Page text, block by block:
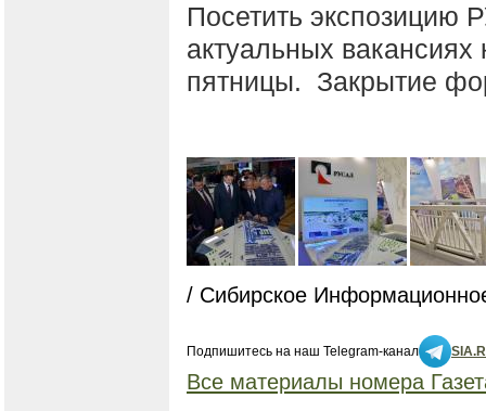
Посетить экспозицию
актуальных
пятницы. Закрытие
/ Сибирское
Подпишитесь на наш Telegram-канал
Все материалы номера